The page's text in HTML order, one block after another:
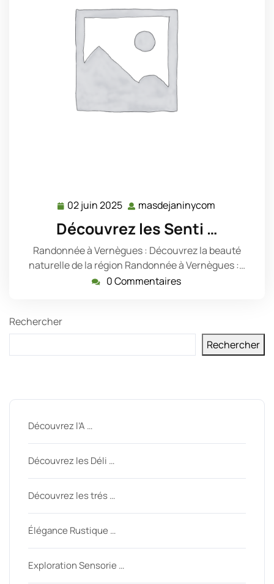
02 juin 2025 02
2025
masdejaninycom
Découvrez les Senti …
Randonnée à Vernègues : Découvrez la beauté
naturelle de la région Randonnée à Vernègues :…
0 Commentaires
Rechercher
Rechercher
Découvrez l’A …
Découvrez les Déli …
Découvrez les trés …
Élégance Rustique …
Exploration Sensorie …